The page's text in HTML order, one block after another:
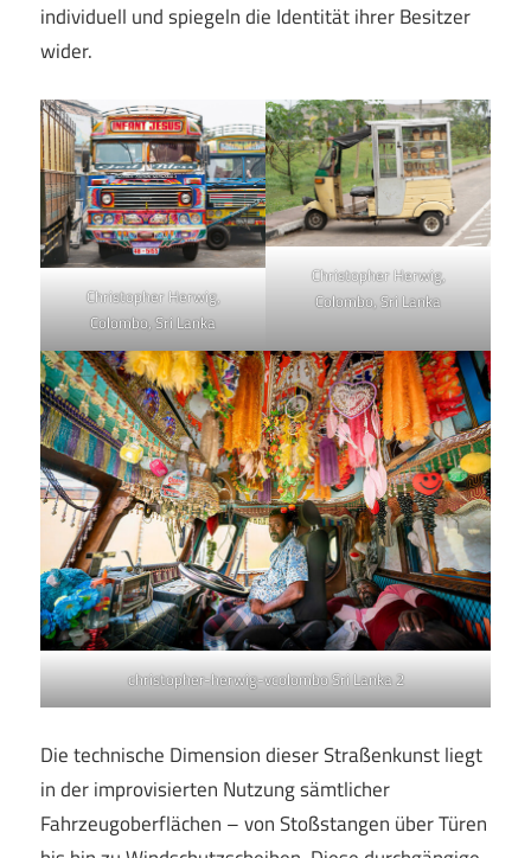
individuell und spiegeln die Identität ihrer Besitzer
wider.
Christopher Herwig,
Colombo, Sri Lanka
Christopher Herwig,
Colombo, Sri Lanka
christopher-herwig-vcolombo Sri Lanka 2
Die technische Dimension dieser Straßenkunst liegt
in der improvisierten Nutzung sämtlicher
Fahrzeugoberflächen – von Stoßstangen über Türen